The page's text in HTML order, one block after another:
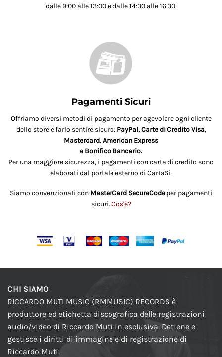
dalle 9:00 alle 13:00 e dalle 14:30 alle 16:30.
Pagamenti Sicuri
Offriamo diversi metodi di pagamento per agevolare ogni cliente
dello store e farlo sentire sicuro: PayPal, Carte di Credito Visa,
Mastercard, American Express
e Bonifico Bancario.
Per una maggiore sicurezza, i pagamenti con carta di credito sono
elaborati dal portale esterno di CartaSì.
Siamo convenzionati con MasterCard SecureCode per pagamenti
sicuri. Cos'è?
CHI SIAMO
RICCARDO MUTI MUSIC (RMMUSIC) RECORDS è
produttore ed etichetta discografica delle registrazioni
audio/video di Riccardo Muti in esclusiva. Detiene e
gestisce i diritti di immagine e di registrazione di
Riccardo Muti.